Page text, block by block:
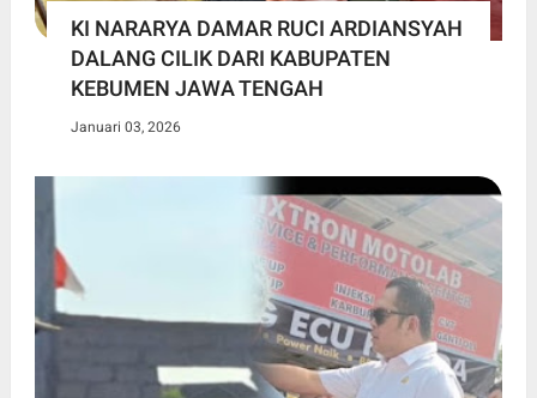
KI NARARYA DAMAR RUCI ARDIANSYAH
DALANG CILIK DARI KABUPATEN
KEBUMEN JAWA TENGAH
Januari 03, 2026